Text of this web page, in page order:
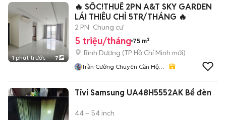
1 phút trước 7
🔥 SỐC!THUÊ 2PN A&T SKY GARDEN
LÁI THIÊU CHỈ 5TR/THÁNG 🔥
2 PN Chung cư
5 triệu/tháng 75 m²
Bình Dương (TP Hồ Chí Minh mới)
Trần Cường Chuyên Căn Hộ
Tivi Samsung UA48H5552AK Bể đèn
44 – 54 inch